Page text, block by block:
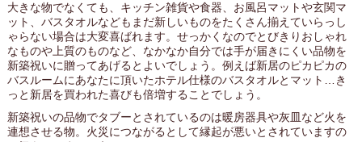
大きな物でなくても、キッチン雑貨や食器、お風呂マットや玄関マ
ット、バスタオルなどもまだ新しいものをたくさん揃えていらっし
ゃらない場合は大変喜ばれます。せっかくなのでとびきりおしゃれ
なものや上質のものなど、なかなか自分では手が届きにくい品物を
新築祝いに贈ってあげるとよいでしょう。例えば新居のピカピカの
バスルームにあなたに頂いたホテル仕様のバスタオルとマット…き
っと新居を買われた喜びも倍増することでしょう。
新築祝いの品物でタブーとされているのは暖房器具や灰皿など火を
連想させる物。火災につながるとして縁起が悪いとされていますの